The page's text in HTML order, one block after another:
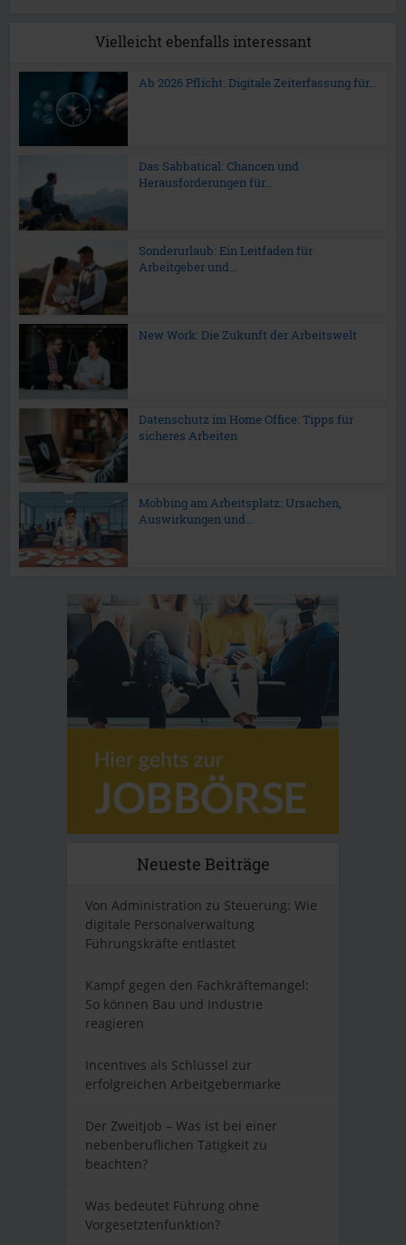
Vielleicht ebenfalls interessant
Ab 2026 Pflicht: Digitale Zeiterfassung für...
Das Sabbatical: Chancen und
Herausforderungen für...
Sonderurlaub: Ein Leitfaden für
Arbeitgeber und...
New Work: Die Zukunft der Arbeitswelt
Datenschutz im Home Office: Tipps für
sicheres Arbeiten
Mobbing am Arbeitsplatz: Ursachen,
Auswirkungen und...
Neueste Beiträge
Von Administration zu Steuerung: Wie
digitale Personalverwaltung
Führungskräfte entlastet
Kampf gegen den Fachkräftemangel:
So können Bau und Industrie
reagieren
Incentives als Schlüssel zur
erfolgreichen Arbeitgebermarke
Der Zweitjob – Was ist bei einer
nebenberuflichen Tätigkeit zu
beachten?
Was bedeutet Führung ohne
Vorgesetztenfunktion?